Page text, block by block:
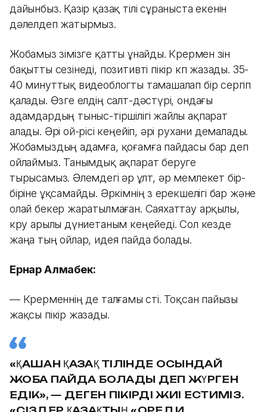
дайынбыз. Қазір қазақ тілі сұраныста екенін
дәлелдеп жатырмыз.
Жобамыз өзімізге қатты ұнайды. Көрермен өзін
бақытты сезінеді, позитивті пікір көп жазады. 35-
40 минуттық видеоблогты тамашалап бір сергіп
қалады. Өзге елдің салт-дәстүрі, ондағы
адамдардың тыныс-тіршілігі жайлы ақпарат
алады. Әрі ой-өрісі кеңейіп, әрі рухани демалады.
Жобамыздың адамға, қоғамға пайдасы бар деп
ойлаймыз. Танымдық ақпарат беруге
тырысамыз. Әлемдегі әр ұлт, әр мемлекет бір-
біріне ұқсамайды. Әркімнің өз ерекшелігі бар және
олай бекер жаратылмаған. Саяхаттау арқылы,
көру арылы дүниетаным кеңейеді. Сол кезде
жаңа тың ойлар, идея пайда болады.
Ернар Алмабек:
— Көрерменнің де талғамы өсті. Тоқсан пайызы
жақсы пікір жазады.
«ҚАШАН ҚАЗАҚ ТІЛІНДЕ ОСЫНДАЙ
ЖОБА ПАЙДА БОЛАДЫ ДЕП ЖҮРГЕН
ЕДІК», — ДЕГЕН ПІКІРДІ ЖИІ ЕСТИМІЗ.